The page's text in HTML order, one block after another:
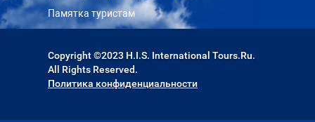
Памятка туристам
Copyright ©2023 H.I.S. International Tours.Ru.
All Rights Reserved.
Политика конфиденциальности